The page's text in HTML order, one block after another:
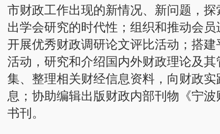
市财政工作出现的新情况、新问题，
出学会研究的时代性；组织和推动会
开展优秀财政调研论文评比活动；搭
活动，研究和介绍国内外财政理论及
集、整理相关财经信息资料，向财政
息；协助编辑出版财政内部刊物《宁
书刊。